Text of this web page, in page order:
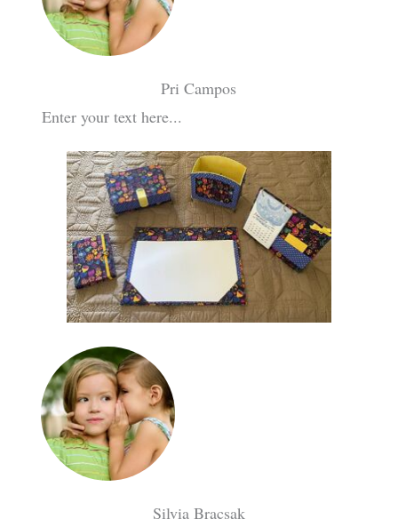
Pri Campos
Enter your text here...
Silvia Bracsak